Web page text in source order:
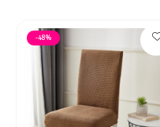
-48%